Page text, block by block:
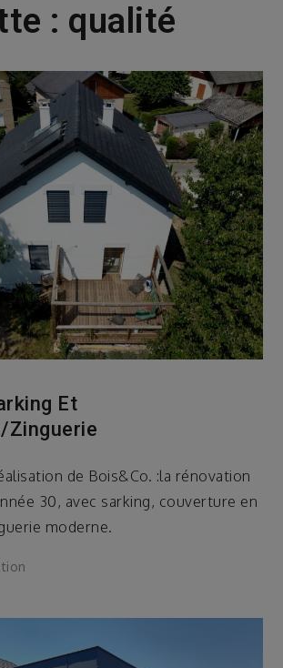
: qualité
Et
zinguerie
de Bois&Co. :la rénovation
30, avec sarking, couverture en
moderne.